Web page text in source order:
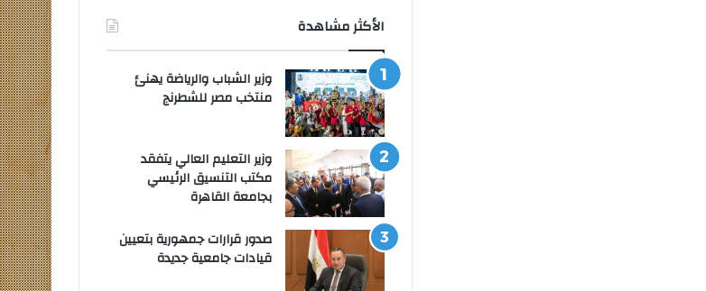
الأكثر مشاهدة
وزير الشباب والرياضة يهنئ
منتخب مصر للشطرنج
وزير التعليم العالي يتفقد
مكتب التنسيق الرئيسي
بجامعة القاهرة
صدور قرارات جمهورية بتعيين
قيادات جامعية جديدة